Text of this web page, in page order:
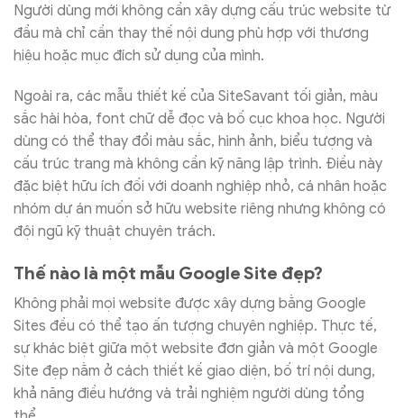
Người dùng mới không cần xây dựng cấu trúc website từ
đầu mà chỉ cần thay thế nội dung phù hợp với thương
hiệu hoặc mục đích sử dụng của mình.
Ngoài ra, các mẫu thiết kế của SiteSavant tối giản, màu
sắc hài hòa, font chữ dễ đọc và bố cục khoa học. Người
dùng có thể thay đổi màu sắc, hình ảnh, biểu tượng và
cấu trúc trang mà không cần kỹ năng lập trình. Điều này
đặc biệt hữu ích đối với doanh nghiệp nhỏ, cá nhân hoặc
nhóm dự án muốn sở hữu website riêng nhưng không có
đội ngũ kỹ thuật chuyên trách.
Thế nào là một mẫu Google Site đẹp?
Không phải mọi website được xây dựng bằng Google
Sites đều có thể tạo ấn tượng chuyên nghiệp. Thực tế,
sự khác biệt giữa một website đơn giản và một Google
Site đẹp nằm ở cách thiết kế giao diện, bố trí nội dung,
khả năng điều hướng và trải nghiệm người dùng tổng